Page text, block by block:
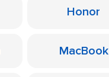
Honor
MacBook